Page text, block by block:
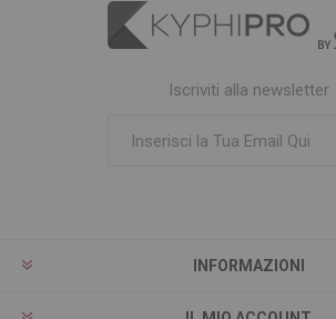
Iscriviti alla newsletter
INFORMAZIONI